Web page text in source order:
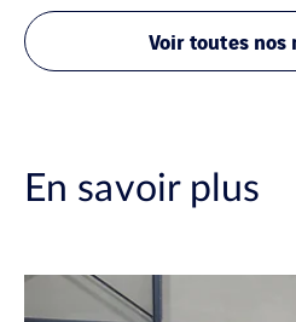
Voir toutes nos
En savoir plus